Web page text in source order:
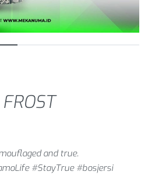
and true.
#StayTrue #bosjersi